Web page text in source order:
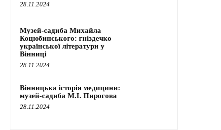
28.11.2024
Музей-садиба Михайла
Коцюбинського: гніздечко
української літератури у
Вінниці
28.11.2024
Вінницька історія медицини:
музей-садиба М.І. Пирогова
28.11.2024